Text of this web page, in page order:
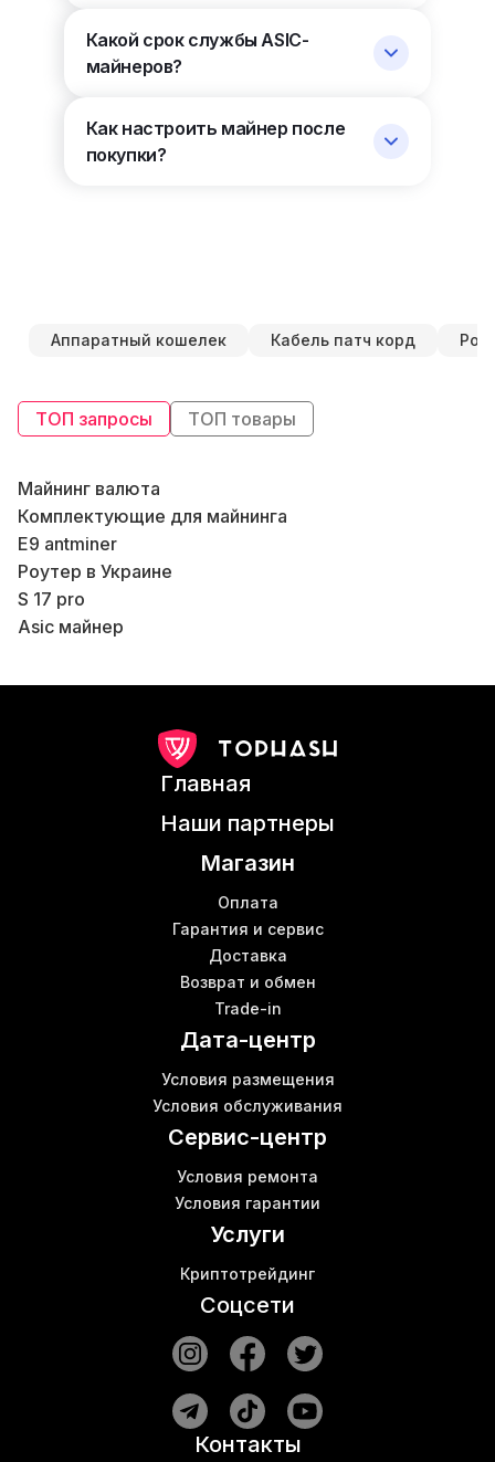
Какой срок службы ASIC-
майнеров?
Как настроить майнер после
покупки?
Аппаратный кошелек Кабель патч корд
ТОП запросы ТОП товары
Майнинг валюта
Комплектующие для майнинга
E9 antminer
Роутер в Украине
S 17 pro
Asic майнер
Роутер wifi купить
Система для майнинга
Оборудование под майнинг
Кошелек для криптовалюты
Avalonminer 1246 купить
Бизнес майнинг криптовалют
Майнинг ферма настройка
Авалон 1166 про
Главная
Наши партнеры
Магазин
Оплата
Гарантия и сервис
Доставка
Возврат и обмен
Trade-in
Дата-центр
Условия размещения
Условия обслуживания
Сервис-центр
Условия ремонта
Условия гарантии
Услуги
Криптотрейдинг
Соцсети
Контакты